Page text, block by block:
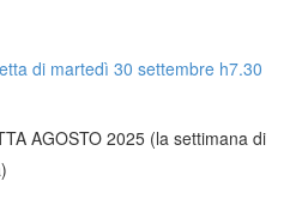
di martedì 30 settembre h7.30
AGOSTO 2025 (la settimana di